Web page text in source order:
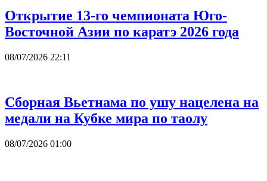
Открытие 13-го чемпионата Юго-
Восточной Азии по каратэ 2026 года
08/07/2026 22:11
Сборная Вьетнама по ушу нацелена на
медали на Кубке мира по таолу
08/07/2026 01:00